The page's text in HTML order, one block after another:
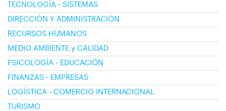
TECNOLOGÍA - SISTEMAS
DIRECCIÓN Y ADMINISTRACIÓN
RECURSOS HUMANOS
MEDIO AMBIENTE y CALIDAD
PSICOLOGÍA - EDUCACIÓN
FINANZAS - EMPRESAS
LOGÍSTICA - COMERCIO INTERNACIONAL
TURISMO